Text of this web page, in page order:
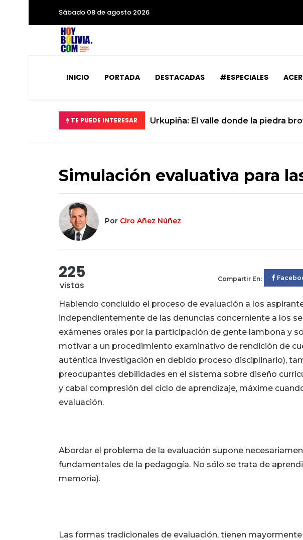
Sábado 08 de agosto 2026
INICIO PORTADA DESTACADAS #ESPECIALES
TE PUEDE INTERESAR La ciencia se prepara para el
Simulación evaluativa para
Por Ciro Añez Núñez
225
vistas
Compartir En:
Habiendo concluido el proceso de evaluación a los
independientemente de las denuncias concerniente a los
exámenes orales por la participación de gente lambona y
motivar a un procedimiento examinativo de rendición de
auténtica investigación en debido proceso disciplinario),
preocupantes debilidades en el sistema sobre diseño
y cabal compresión del ciclo de aprendizaje, máxime
evaluación.
Abordar el problema de la evaluación supone
fundamentales de la pedagogía. No sólo se trata de
memoria).
Las formas tradicionales de evaluación, tienen